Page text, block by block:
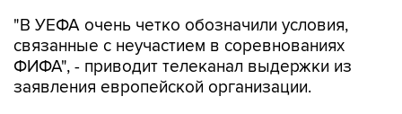
"В УЕФА очень четко обозначили условия,
связанные с неучастием в соревнованиях
ФИФА", - приводит телеканал выдержки из
заявления европейской организации.